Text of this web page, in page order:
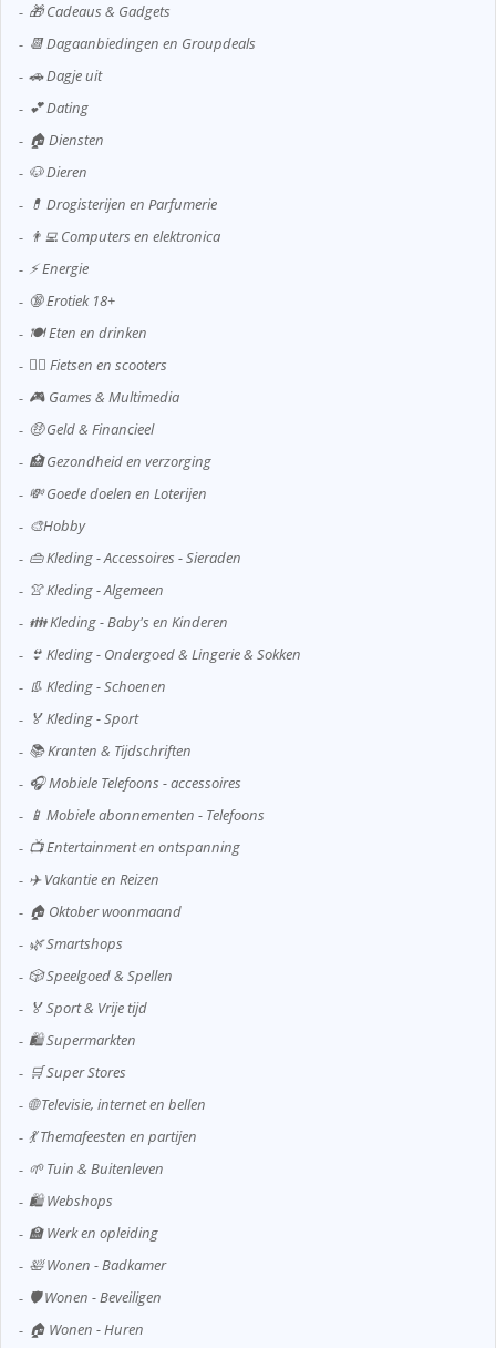
🎁 Cadeaus & Gadgets
📆 Dagaanbiedingen en Groupdeals
🚗 Dagje uit
💕 Dating
🏠 Diensten
🐶 Dieren
💊 Drogisterijen en Parfumerie
👨‍💻 Computers en elektronica
⚡ Energie
🔞 Erotiek 18+
🍽️ Eten en drinken
🚴‍♂️ Fietsen en scooters
🎮 Games & Multimedia
🤑 Geld & Financieel
🏥 Gezondheid en verzorging
💸 Goede doelen en Loterijen
🎨Hobby
👜 Kleding - Accessoires - Sieraden
👚 Kleding - Algemeen
👪 Kleding - Baby's en Kinderen
👙 Kleding - Ondergoed & Lingerie & Sokken
👢 Kleding - Schoenen
🏅 Kleding - Sport
📚 Kranten & Tijdschriften
🎧 Mobiele Telefoons - accessoires
📱 Mobiele abonnementen - Telefoons
📺 Entertainment en ontspanning
✈️ Vakantie en Reizen
🏠 Oktober woonmaand
🌿 Smartshops
🎲 Speelgoed & Spellen
🏅 Sport & Vrije tijd
🛍️ Supermarkten
🛒 Super Stores
🌐 Televisie, internet en bellen
💃 Themafeesten en partijen
🌱 Tuin & Buitenleven
🛍️ Webshops
🏫 Werk en opleiding
🛀 Wonen - Badkamer
🛡️ Wonen - Beveiligen
🏠 Wonen - Huren